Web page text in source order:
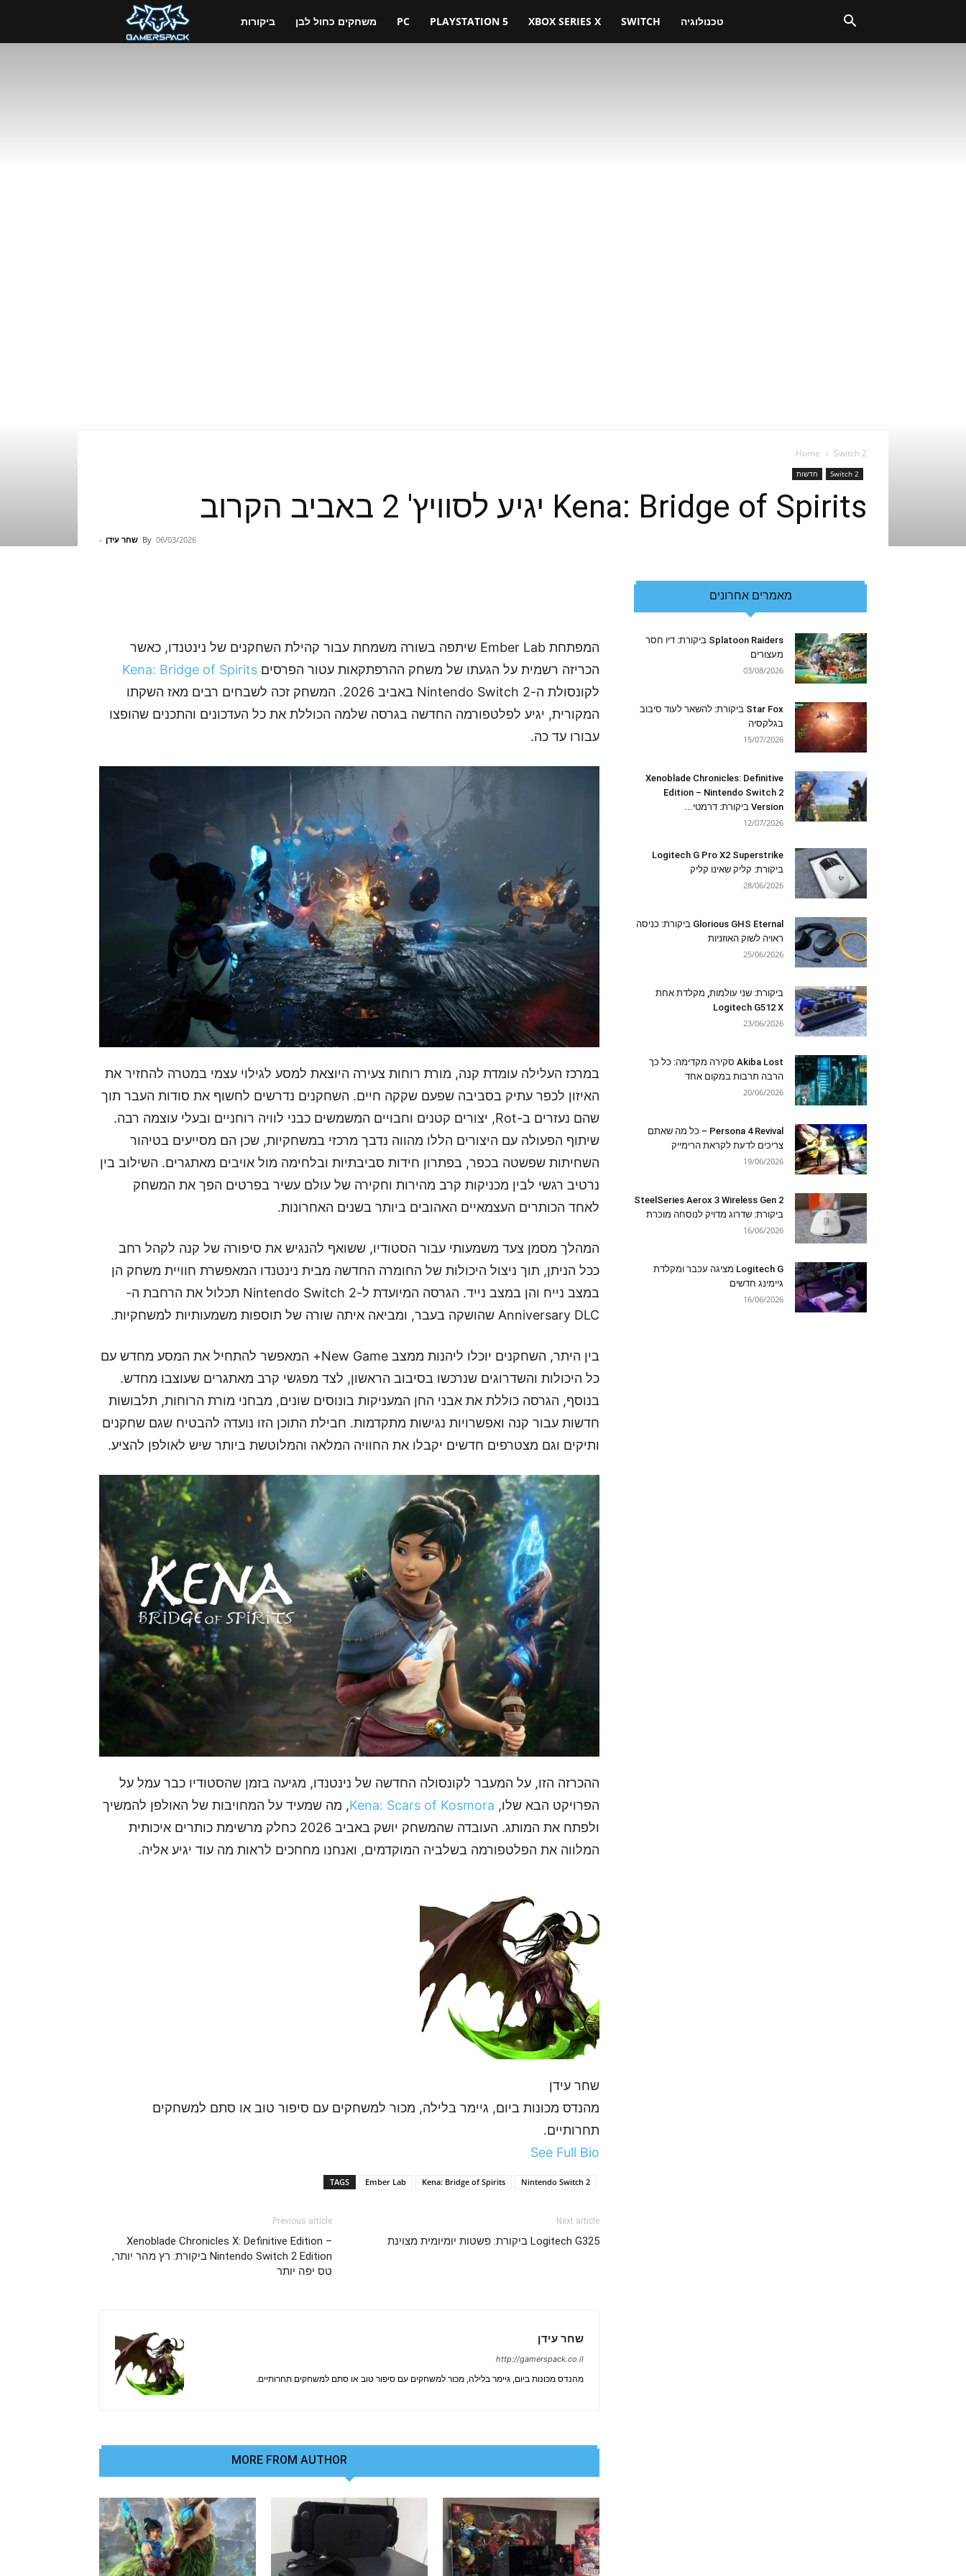
ביקורות משחקים כחול לבן PC PLAYSTATION 5 XBOX SERIES X SWITCH טכנולוגיה
Home Switch 2
Switch 2 חדשות
Kena: Bridge of Spirits יגיע לסוויץ' 2 באביב הקרוב
By שחר עידן - 06/03/2026
המפתחת Ember Lab שיתפה בשורה משמחת עבור קהילת השחקנים של נינטנדו, כאשר
הכריזה רשמית על הגעתו של משחק ההרפתקאות עטור הפרסים Kena: Bridge of Spirits
לקונסולת ה-Nintendo Switch 2 באביב 2026. המשחק זכה לשבחים רבים מאז השקתו
המקורית, יגיע לפלטפורמה החדשה בגרסה שלמה הכוללת את כל העדכונים והתכנים שהופצו
עבורו עד כה.
במרכז העלילה עומדת קנה, מורת רוחות צעירה היוצאת למסע לגילוי עצמי במטרה להחזיר את
האיזון לכפר עתיק בסביבה שפעם שקקה חיים. השחקנים נדרשים לחשוף את סודות העבר תוך
שהם נעזרים ב-Rot, יצורים קטנים וחבויים המשמשים כבני לוויה רוחניים ובעלי עוצמה רבה.
שיתוף הפעולה עם היצורים הללו מהווה נדבך מרכזי במשחקיות, שכן הם מסייעים בטיהור
השחיתות שפשטה בכפר, בפתרון חידות סביבתיות ובלחימה מול אויבים מאתגרים. השילוב בין
נרטיב רגשי לבין מכניקות קרב מהירות וחקירה של עולם עשיר בפרטים הפך את המשחק
לאחד הכותרים העצמאיים האהובים ביותר בשנים האחרונות.
המהלך מסמן צעד משמעותי עבור הסטודיו, ששואף להנגיש את סיפורה של קנה לקהל רחב
ככל הניתן, תוך ניצול היכולות של החומרה החדשה מבית נינטנדו המאפשרת חוויית משחק הן
במצב נייח והן במצב נייד. הגרסה המיועדת ל-Nintendo Switch 2 תכלול את הרחבת ה-
Anniversary DLC שהושקה בעבר, ומביאה איתה שורה של תוספות משמעותיות למשחקיות.
בין היתר, השחקנים יוכלו ליהנות ממצב New Game+ המאפשר להתחיל את המסע מחדש עם
כל היכולות והשדרוגים שנרכשו בסיבוב הראשון, לצד מפגשי קרב מאתגרים שעוצבו מחדש.
בנוסף, הגרסה כוללת את אבני החן המעניקות בונוסים שונים, מבחני מורת הרוחות, תלבושות
חדשות עבור קנה ואפשרויות נגישות מתקדמות. חבילת התוכן הזו נועדה להבטיח שגם שחקנים
ותיקים וגם מצטרפים חדשים יקבלו את החוויה המלאה והמלוטשת ביותר שיש לאולפן להציע.
ההכרזה הזו, על המעבר לקונסולה החדשה של נינטנדו, מגיעה בזמן שהסטודיו כבר עמל על
הפרויקט הבא שלו, Kena: Scars of Kosmora, מה שמעיד על המחויבות של האולפן להמשיך
ולפתח את המותג. העובדה שהמשחק יושק באביב 2026 כחלק מרשימת כותרים איכותית
המלווה את הפלטפורמה בשלביה המוקדמים, ואנחנו מחחכים לראות מה עוד יגיע אליה.
שחר עידן
מהנדס מכונות ביום, גיימר בלילה, מכור למשחקים עם סיפור טוב או סתם למשחקים
תחרותיים.
See Full Bio
TAGS Ember Lab Kena: Bridge of Spirits Nintendo Switch 2
Previous article
Xenoblade Chronicles X: Definitive Edition –
Nintendo Switch 2 Edition ביקורת: רץ מהר יותר,
טס יפה יותר
Next article
Logitech G325 ביקורת: פשטות יומיומית מצוינת
שחר עידן
http://gamerspack.co.il
מהנדס מכונות ביום, גיימר בלילה, מכור למשחקים עם סיפור טוב או סתם למשחקים תחרותיים.
MORE FROM AUTHOR
מאמרים אחרונים
Splatoon Raiders ביקורת: דיו חסר
מעצורים
03/08/2026
Star Fox ביקורת: להשאר לעוד סיבוב
בגלקסיה
15/07/2026
Xenoblade Chronicles: Definitive
Edition – Nintendo Switch 2
Version ביקורת: דרמטי...
12/07/2026
Logitech G Pro X2 Superstrike
ביקורת: קליק שאינו קליק
28/06/2026
Glorious GHS Eternal ביקורת: כניסה
ראויה לשוק האוזניות
25/06/2026
ביקורת: שני עולמות, מקלדת אחת
Logitech G512 X
23/06/2026
Akiba Lost סקירה מקדימה: כל כך
הרבה תרבות במקום אחד
20/06/2026
Persona 4 Revival – כל מה שאתם
צריכים לדעת לקראת הרימייק
19/06/2026
SteelSeries Aerox 3 Wireless Gen 2
ביקורת: שדרוג מדויק לנוסחה מוכרת
16/06/2026
Logitech G מציגה עכבר ומקלדת
גיימינג חדשים
16/06/2026